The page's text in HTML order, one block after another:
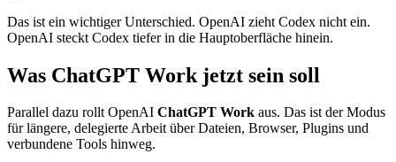
Das ist ein wichtiger Unterschied. OpenAI zieht Codex nicht ein.
OpenAI steckt Codex tiefer in die Hauptoberfläche hinein.
Was ChatGPT Work jetzt sein soll
Parallel dazu rollt OpenAI ChatGPT Work aus. Das ist der Modus
für längere, delegierte Arbeit über Dateien, Browser, Plugins und
verbundene Tools hinweg.